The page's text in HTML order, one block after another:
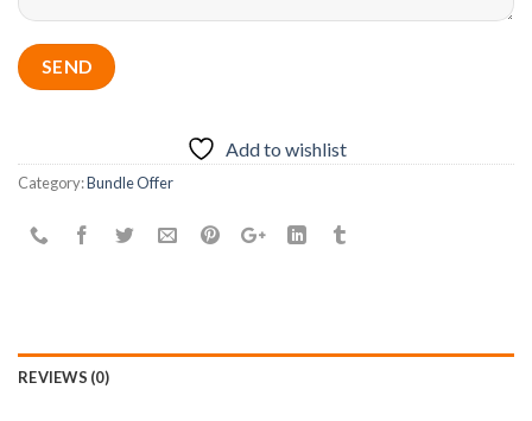
Add to wishlist
Category:Bundle Offer
REVIEWS (0)